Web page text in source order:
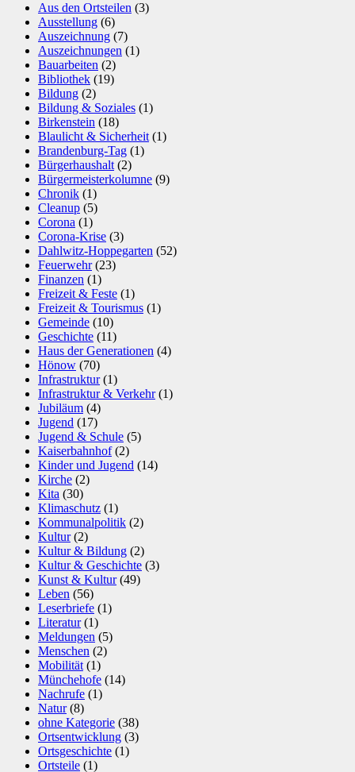
Aus den Ortsteilen (3)
Ausstellung (6)
Auszeichnung (7)
Auszeichnungen (1)
Bauarbeiten (2)
Bibliothek (19)
Bildung (2)
Bildung & Soziales (1)
Birkenstein (18)
Blaulicht & Sicherheit(1)
Brandenburg-Tag (1)
Bürgerhaushalt(2)
Bürgermeisterkolumne (9)
Chronik (1)
Cleanup (5)
Corona (1)
Corona-Krise (3)
Dahlwitz-Hoppegarten (52)
Feuerwehr(23)
Finanzen (1)
Freizeit & Feste (1)
Freizeit & Tourismus (1)
Gemeinde (10)
Geschichte (11)
Haus der Generationen (4)
Hönow (70)
Infrastruktur(1)
Infrastruktur & Verkehr(1)
Jubiläum (4)
Jugend (17)
Jugend & Schule (5)
Kaiserbahnhof(2)
Kinder und Jugend (14)
Kirche (2)
Kita (30)
Klimaschutz (1)
Kommunalpolitik (2)
Kultur(2)
Kultur & Bildung (2)
Kultur & Geschichte (3)
Kunst & Kultur(49)
Leben (56)
Leserbriefe (1)
Literatur(1)
Meldungen (5)
Menschen (2)
Mobilität(1)
Münchehofe (14)
Nachrufe (1)
Natur(8)
ohne Kategorie (38)
Ortsentwicklung (3)
Ortsgeschichte (1)
Ortsteile (1)